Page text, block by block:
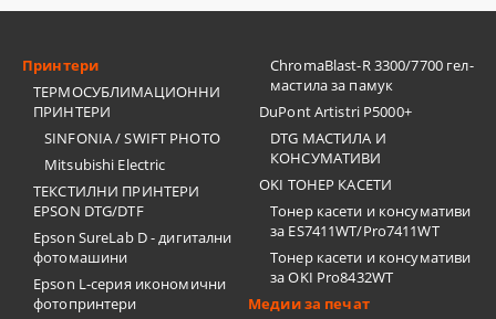
Принтери
ТЕРМОСУБЛИМАЦИОННИ
ПРИНТЕРИ
SINFONIA / SWIFT PHOTO
Mitsubishi Electric
ТЕКСТИЛНИ ПРИНТЕРИ
EPSON DTG/DTF
Epson SureLab D - дигитални
фотомашини
Epson L-серия икономични
фотопринтери
ChromaBlast-R 3300/7700 гел-
мастила за памук
DuPont Artistri P5000+
DTG МАСТИЛА И
КОНСУМАТИВИ
OKI ТОНЕР КАСЕТИ
Тонер касети и консумативи
за ES7411WT/Pro7411WT
Тонер касети и консумативи
за OKI Pro8432WT
Медии за печат